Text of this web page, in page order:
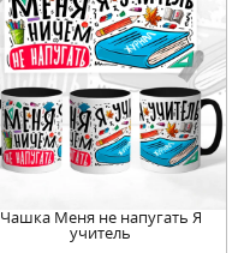
Чашка Меня не напугать Я
учитель